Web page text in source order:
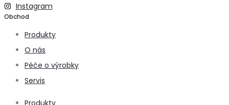
Instagram
Obchod
Produkty
O nás
Péče o výrobky
Servis
Produkty